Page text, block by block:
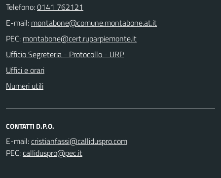
Telefono:0141 762121
E-mail:
PEC:
Ufficio Segreteria - Protocollo - URP
Uffici e orari
Numeri utili
CONTATTI D.P.O.
E-mail:
PEC: